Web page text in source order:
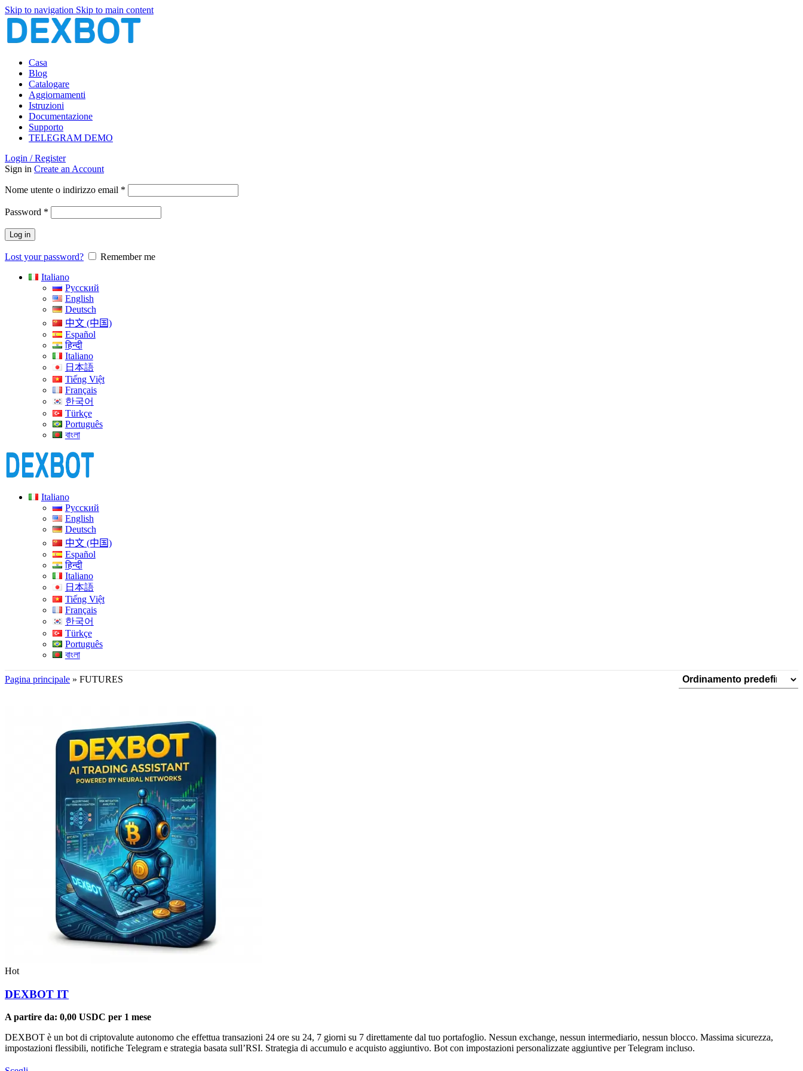
Skip to navigation Skip to main content
Casa
Blog
Catalogare
Aggiornamenti
Istruzioni
Documentazione
Supporto
TELEGRAM DEMO
Login / Register
Sign in Create an Account
Nome utente o indirizzo email *
Password *
Log in
Lost your password?
Remember me
Italiano
Русский
English
Deutsch
中文 (中国)
Español
हिन्दी
Italiano
日本語
Tiếng Việt
Français
한국어
Türkçe
Português
বাংলা
Italiano
Русский
English
Deutsch
中文 (中国)
Español
हिन्दी
Italiano
日本語
Tiếng Việt
Français
한국어
Türkçe
Português
বাংলা
Pagina principale » FUTURES
Hot
DEXBOT IT
A partire da: 0,00 USDC per 1 mese
DEXBOT è un bot di criptovalute autonomo che effettua transazioni 24 ore su 24, 7 giorni su 7 direttamente dal tuo portafoglio. Nessun exchange, nessun intermediario, nessun blocco. Massima sicurezza,
impostazioni flessibili, notifiche Telegram e strategia basata sull’RSI. Strategia di accumulo e acquisto aggiuntivo. Bot con impostazioni personalizzate aggiuntive per Telegram incluso.